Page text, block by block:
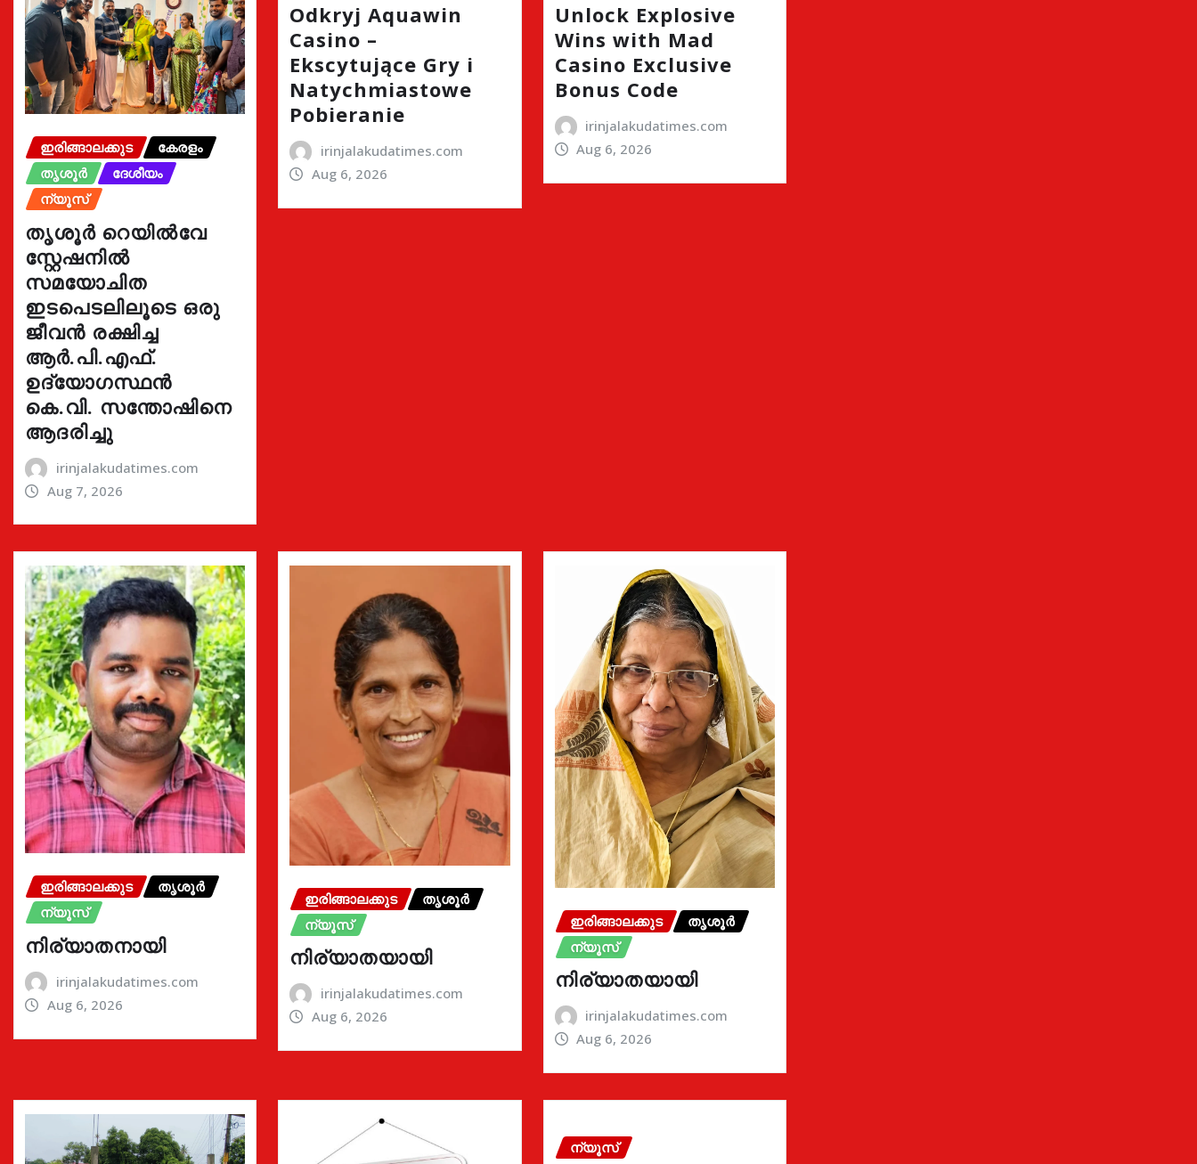
ഇരിങ്ങാലക്കുട
കേരളം
തൃശൂർ
ദേശീയം
ന്യൂസ്
തൃശൂർ റെയിൽവേ
സ്റ്റേഷനിൽ
സമയോചിത
ഇടപെടലിലൂടെ ഒരു
ജീവൻ രക്ഷിച്ച
ആർ.പി.എഫ്.
ഉദ്യോഗസ്ഥൻ
കെ.വി. സന്തോഷിനെ
ആദരിച്ചു
irinjalakudatimes.com
Aug 7, 2026
Odkryj Aquawin
Casino –
Ekscytujące Gry i
Natychmiastowe
Pobieranie
irinjalakudatimes.com
Aug 6, 2026
Unlock Explosive
Wins with Mad
Casino Exclusive
Bonus Code
irinjalakudatimes.com
Aug 6, 2026
ഇരിങ്ങാലക്കുട
തൃശൂർ
ന്യൂസ്
നിര്യാതനായി
irinjalakudatimes.com
Aug 6, 2026
ഇരിങ്ങാലക്കുട
തൃശൂർ
ന്യൂസ്
നിര്യാതയായി
irinjalakudatimes.com
Aug 6, 2026
ഇരിങ്ങാലക്കുട
തൃശൂർ
ന്യൂസ്
നിര്യാതയായി
irinjalakudatimes.com
Aug 6, 2026
ന്യൂസ്